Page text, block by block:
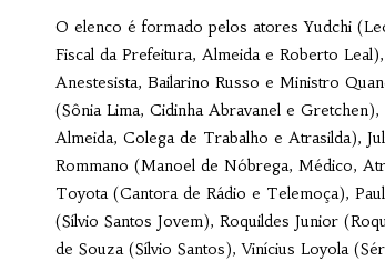
O elenco é formado pelos atores Yudchi
Fiscal da Prefeitura, Almeida e Roberto
Anestesista, Bailarino Russo e Ministro
(Sônia Lima, Cidinha Abravanel e
Almeida, Colega de Trabalho e Atrasilda),
Rommano (Manoel de Nóbrega, Médico,
Toyota (Cantora de Rádio e Telemoça),
(Sílvio Santos Jovem), Roquildes Junior
de Souza (Sílvio Santos), Vinícius Loyola